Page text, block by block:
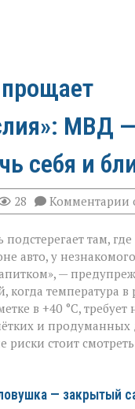
МВД
себя и
28 Комментарии к
и
подстерегает там,
авто, у
—
температура в
в +40 °C, требует
и продуманных
риски стоит
— закрытый